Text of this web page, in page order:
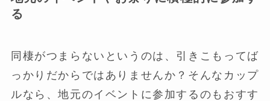
る
同棲がつまらないというのは、引きこもってば
っかりだからではありませんか？そんなカップ
ルなら、地元のイベントに参加するのもおすす